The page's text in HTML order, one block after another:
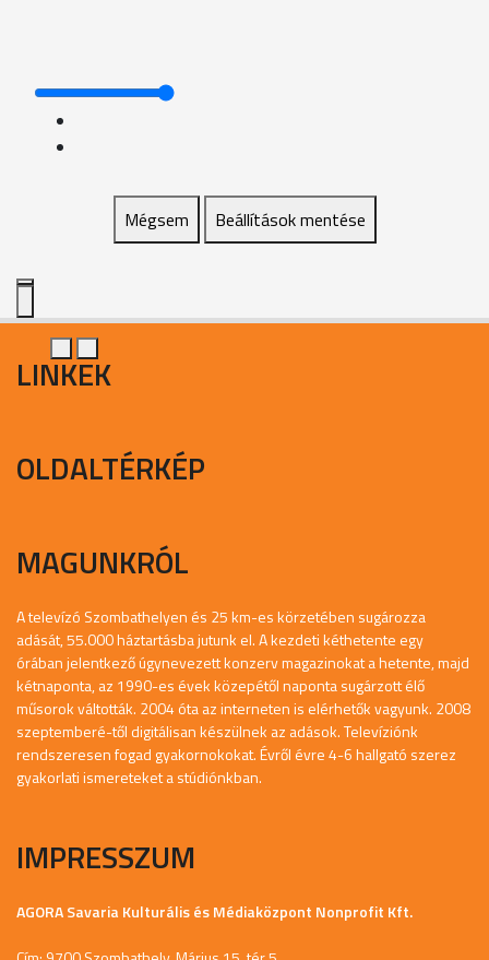
Mégsem Beállítások mentése
LINKEK
OLDALTÉRKÉP
MAGUNKRÓL
A televízó Szombathelyen és 25 km-es körzetében sugározza
adását, 55.000 háztartásba jutunk el. A kezdeti kéthetente egy
órában jelentkező úgynevezett konzerv magazinokat a hetente, majd
kétnaponta, az 1990-es évek közepétől naponta sugárzott élő
műsorok váltották. 2004 óta az interneten is elérhetők vagyunk. 2008
szeptemberé-től digitálisan készülnek az adások. Televíziónk
rendszeresen fogad gyakornokokat. Évről évre 4-6 hallgató szerez
gyakorlati ismereteket a stúdiónkban.
IMPRESSZUM
AGORA Savaria Kulturális és Médiaközpont Nonprofit Kft.